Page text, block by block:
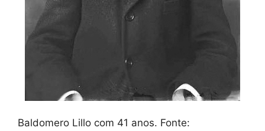
Baldomero Lillo com 41 anos. Fonte: